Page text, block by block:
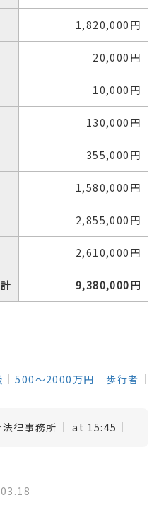
1,820,000円
20,000円
10,000円
130,000円
355,000円
1,580,000円
2,855,000円
2,610,000円
9,380,000円
500～2000万円 歩行者
律事務所 at 15:45